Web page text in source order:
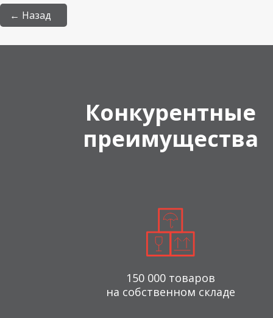
← Назад
Конкурентные
преимущества
150 000 товаров
на собственном складе